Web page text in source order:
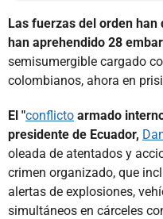
Las fuerzas del orden
han aprehendido 28
semisumergible cargado
colombianos, ahora en
El "conflicto armado
presidente de Ecuador,
oleada de atentados y
crimen organizado, que
alertas de explosiones,
simultáneos en cárceles